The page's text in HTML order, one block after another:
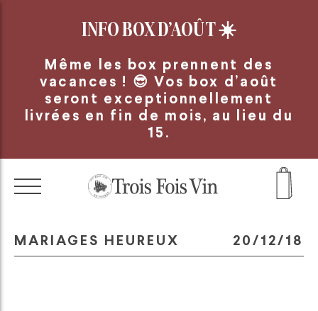
INFO BOX D’AOÛT☀️
Même les box prennent des
vacances ! 😎 Vos box d’août
seront exceptionnellement
livrées en fin de mois, au lieu du
15.
MARIAGES HEUREUX 20/12/18